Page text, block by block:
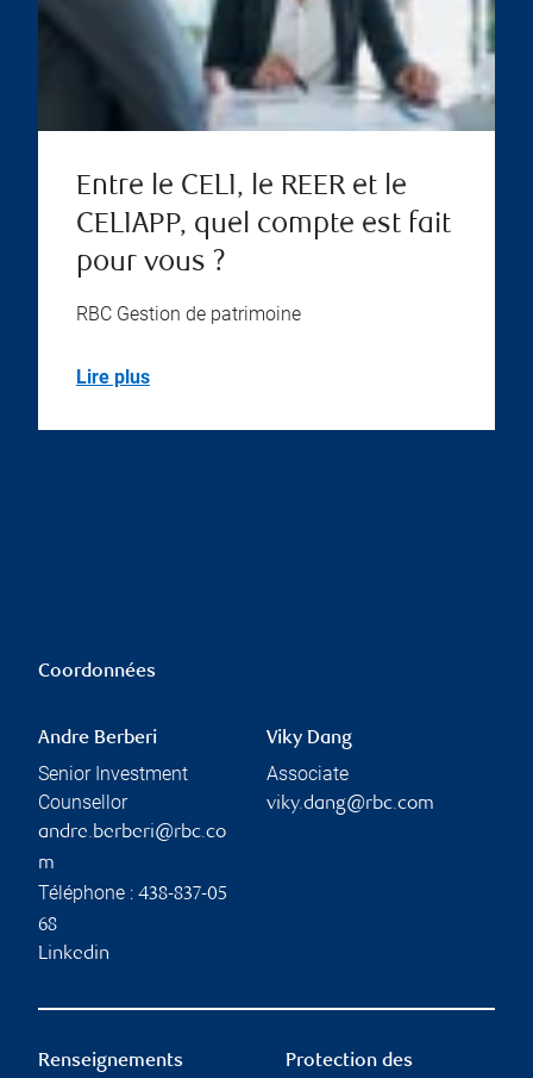
Entre le CELI, le REER et le
CELIAPP, quel compte est fait
pour vous ?
RBC Gestion de patrimoine
Lire plus
Coordonnées
Andre Berberi
Senior Investment
Counsellor
andre.berberi@rbc.co
m
Téléphone : 438-837-05
68
Linkedin
Viky Dang
Associate
viky.dang@rbc.com
Renseignements
Protection des